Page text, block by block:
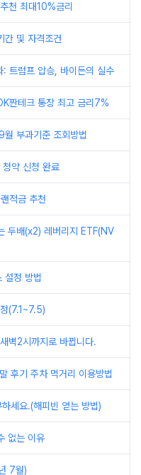
천 최대10%금리
간 및 자격조건
트럼프 압승, 바이든의 실수
짠테크 통장 최고 금리7%
부과기준 조회방법
약 신청 완료
적금 추천
두배(x2) 레버리지 ETF(NV
설정 방법
(7.1~7.5)
벽2시까지로 바뀝니다.
후기 주차 먹거리 이용방법
세요.(해피빈 얻는 방법)
없는 이유
7월)